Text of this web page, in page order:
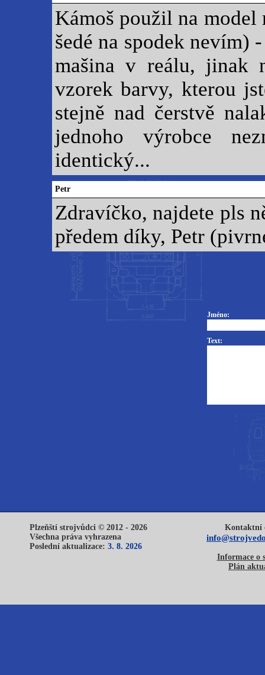
Kámoš použil na
šedé na spodek nevím)
mašina v reálu, jinak
vzorek barvy, kterou
stejně nad čerstvě
jednoho výrobce
identický...
Petr
Zdravíčko, najdete pls
předem díky, Petr
Jméno:
Text:
Plzeňští strojvůdci © 2012 - 2026
Všechna práva vyhrazena
Poslední aktualizace: 3. 8. 2026
Kontaktní
Informace o
Plán